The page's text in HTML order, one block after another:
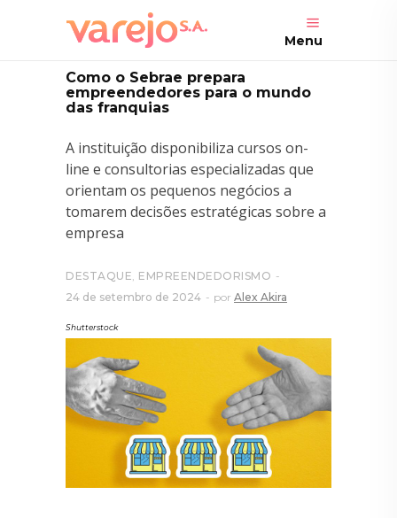
Menu
Como o Sebrae prepara
empreendedores para o mundo
das franquias
A instituição disponibiliza cursos on-
line e consultorias especializadas que
orientam os pequenos negócios a
tomarem decisões estratégicas sobre a
empresa
DESTAQUE, EMPREENDEDORISMO
24 de setembro de 2024
por Alex Akira
Shutterstock